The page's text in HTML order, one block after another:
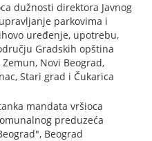
dužnosti direktora Javnog
parkovima i
uređenje, upotrebu,
Gradskih opština
Zemun, Novi Beograd,
Stari grad i Čukarica
mandata vršioca
preduzeća
Beograd